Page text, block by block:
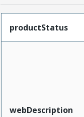
productStatus
webDescription